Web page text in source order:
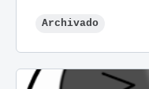
Archivado